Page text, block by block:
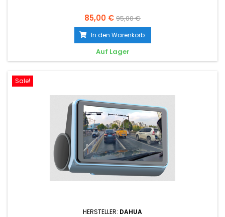
85,00 € 95,00 €
In den Warenkorb
Auf Lager
Sale!
HERSTELLER: DAHUA